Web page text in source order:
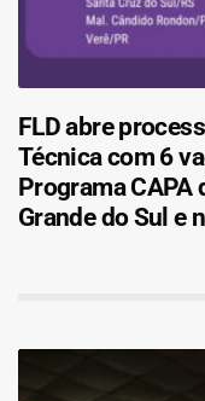
FLD abre
Técnica com 6
Programa CAPA
Grande do Sul e